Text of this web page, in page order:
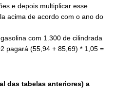
e depois multiplicar esse
acima de acordo com o ano do
com 1.300 de cilindrada
pagará (55,94 + 85,69) * 1,05 =
das tabelas anteriores) a